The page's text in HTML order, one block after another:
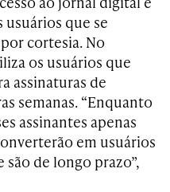
que se
cortesia. No
os usuários que
assinaturas de
semanas. “Enquanto
assinantes apenas
em usuários
de longo prazo”,